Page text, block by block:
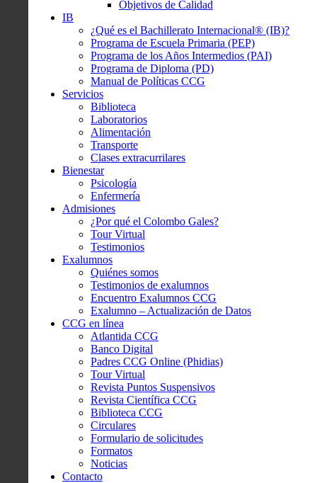
Objetivos de Calidad
IB
¿Qué es el Bachillerato Internacional® (IB)?
Programa de Escuela Primaria (PEP)
Programa de los Años Intermedios (PAI)
Programa de Diploma (PD)
Manual de Políticas CCG
Servicios
Biblioteca
Laboratorios
Alimentación
Transporte
Clases extracurrilares
Bienestar
Psicología
Enfermería
Admisiones
¿Por qué el Colombo Gales?
Tour Virtual
Testimonios
Exalumnos
Quiénes somos
Testimonios de exalumnos
Encuentro Exalumnos CCG
Exalumno – Actualización de Datos
CCG en línea
Atlantida CCG
Banco Digital
Padres CCG Online (Phidias)
Tour Virtual
Revista Puntos Suspensivos
Revista Científica CCG
Biblioteca CCG
Circulares
Formulario de solicitudes
Formatos
Noticias
Contacto